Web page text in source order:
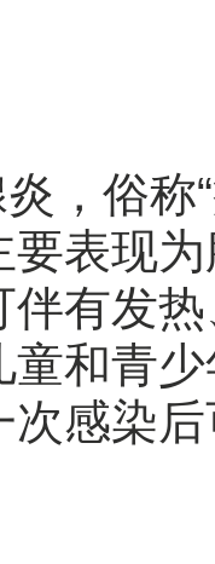
，俗称
要表现
伴有发
童和青
次感染